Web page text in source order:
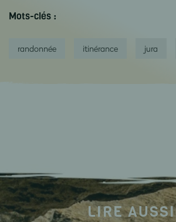
Mots-clés :
randonnée itinérance jura
LIRE AUSSI